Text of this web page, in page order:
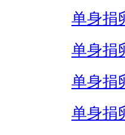
单身捐
单身捐
单身捐
单身捐